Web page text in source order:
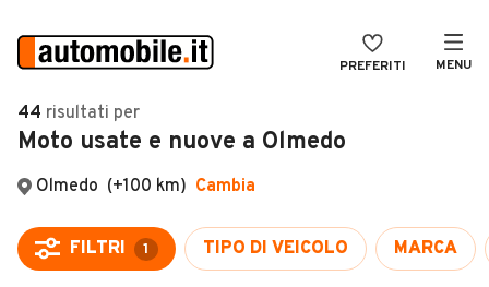
PREFERITI MENU
Auto
Auto usate
Auto Km 0
Auto Nuove
VENDI
MAGAZINE
ACCEDI
44 risultati per
Moto usate e nuove a Olmedo